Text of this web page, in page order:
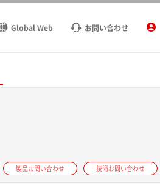
Global Web お問い合わせ
製品お問い合わせ 技術お問い合わせ